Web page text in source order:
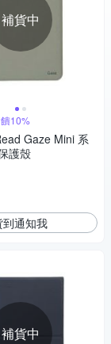
補貨中
10%
Gaze Mini 系
護殼
到通知我
補貨中